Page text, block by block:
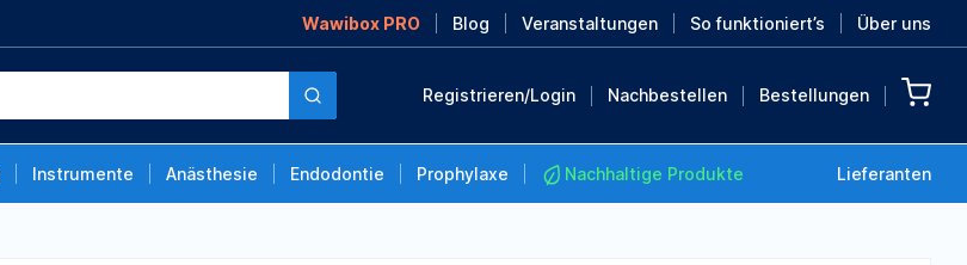
Wawibox PRO Blog Veranstaltungen So funktioniert’s Über uns
Registrieren/Login Nachbestellen Bestellungen
Instrumente Anästhesie Endodontie Prophylaxe Nachhaltige Produkte Lieferanten